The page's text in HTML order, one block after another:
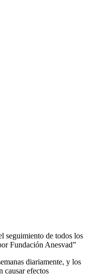
seguimiento de todos los
Fundación Anesvad”
diariamente, y los
causar efectos